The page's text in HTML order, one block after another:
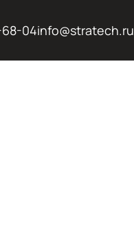
04info@stratech.ru